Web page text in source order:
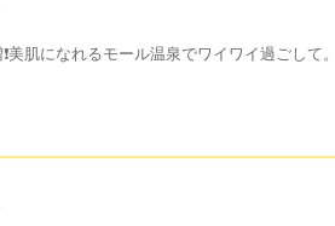
肌になれるモール温泉でワイワイ過ごして